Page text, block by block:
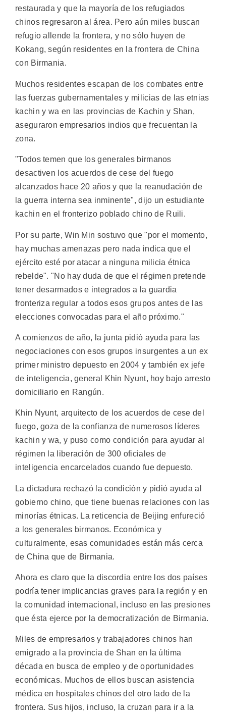
restaurada y que la mayoría de los refugiados
chinos regresaron al área. Pero aún miles buscan
refugio allende la frontera, y no sólo huyen de
Kokang, según residentes en la frontera de China
con Birmania.
Muchos residentes escapan de los combates entre
las fuerzas gubernamentales y milicias de las etnias
kachin y wa en las provincias de Kachin y Shan,
aseguraron empresarios indios que frecuentan la
zona.
"Todos temen que los generales birmanos
desactiven los acuerdos de cese del fuego
alcanzados hace 20 años y que la reanudación de
la guerra interna sea inminente", dijo un estudiante
kachin en el fronterizo poblado chino de Ruili.
Por su parte, Win Min sostuvo que "por el momento,
hay muchas amenazas pero nada indica que el
ejército esté por atacar a ninguna milicia étnica
rebelde". "No hay duda de que el régimen pretende
tener desarmados e integrados a la guardia
fronteriza regular a todos esos grupos antes de las
elecciones convocadas para el año próximo."
A comienzos de año, la junta pidió ayuda para las
negociaciones con esos grupos insurgentes a un ex
primer ministro depuesto en 2004 y también ex jefe
de inteligencia, general Khin Nyunt, hoy bajo arresto
domiciliario en Rangún.
Khin Nyunt, arquitecto de los acuerdos de cese del
fuego, goza de la confianza de numerosos líderes
kachin y wa, y puso como condición para ayudar al
régimen la liberación de 300 oficiales de
inteligencia encarcelados cuando fue depuesto.
La dictadura rechazó la condición y pidió ayuda al
gobierno chino, que tiene buenas relaciones con las
minorías étnicas. La reticencia de Beijing enfureció
a los generales birmanos. Económica y
culturalmente, esas comunidades están más cerca
de China que de Birmania.
Ahora es claro que la discordia entre los dos países
podría tener implicancias graves para la región y en
la comunidad internacional, incluso en las presiones
que ésta ejerce por la democratización de Birmania.
Miles de empresarios y trabajadores chinos han
emigrado a la provincia de Shan en la última
década en busca de empleo y de oportunidades
económicas. Muchos de ellos buscan asistencia
médica en hospitales chinos del otro lado de la
frontera. Sus hijos, incluso, la cruzan para ir a la